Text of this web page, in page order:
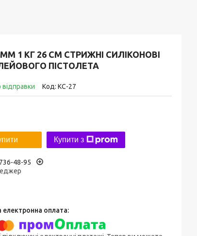
1 КГ 26 СМ СТРИЖНІ СИЛІКОНОВІ
ПІСТОЛЕТА
Код: КС-27
Купити з
48-95